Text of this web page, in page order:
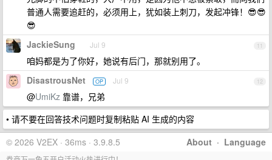
普通人需要追赶的，必须用上，犹如装上刺刀，发起冲锋！😎😎
😎
11
JackieSung Jul 9
咱妈都是为了你好，她说有后门，那就别用了。
12
DisastrousNet OP Jul 9
@UmiKz 靠谱，兄弟
• 请不要在回答技术问题时复制粘贴 AI 生成的内容
About · Language
© 2026 V2EX · 36ms · 3.9.8.5